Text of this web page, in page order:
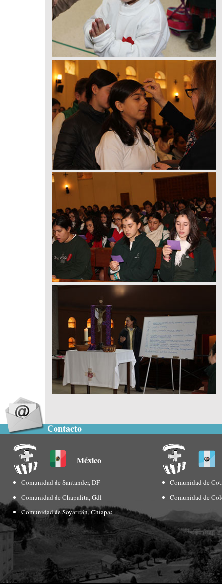
Contacto
México
Comunidad de Santander, DF
Comunidad de Chapalita, Gdl
Comunidad de Soyatitán, Chiapas
Comunidad de
Comunidad de